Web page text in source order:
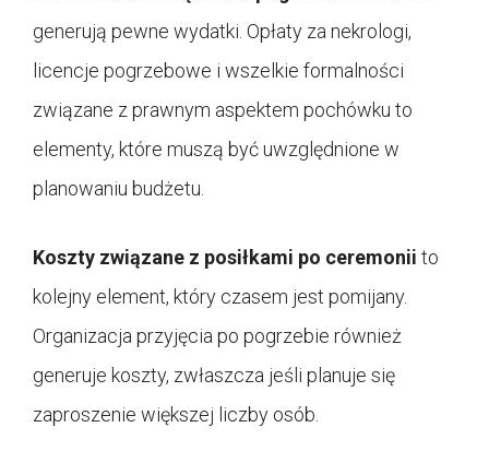
generują pewne wydatki. Opłaty za nekrologi,
licencje pogrzebowe i wszelkie formalności
związane z prawnym aspektem pochówku to
elementy, które muszą być uwzględnione w
planowaniu budżetu.
Koszty związane z posiłkami po ceremonii to
kolejny element, który czasem jest pomijany.
Organizacja przyjęcia po pogrzebie również
generuje koszty, zwłaszcza jeśli planuje się
zaproszenie większej liczby osób.